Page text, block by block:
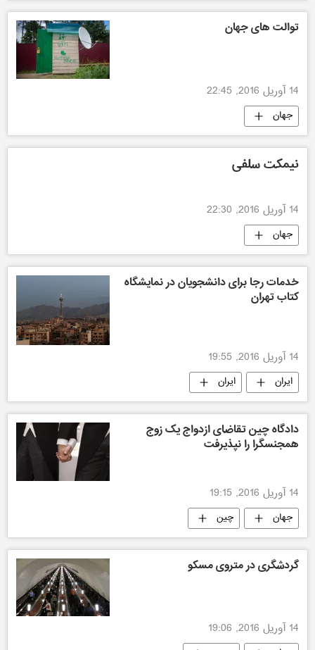
توالت های جهان
14 آوریل 2016, 22:45
جهان
نیمکت سلفی
14 آوریل 2016, 22:30
جهان
خدمات رجا برای دانشجویان در نمایشگاه
کتاب تهران
14 آوریل 2016, 19:55
ایران ایران
دادگاه چین تقاضای ازدواج یک زوج
همجنسگرا را نپذیرفت
14 آوریل 2016, 19:15
جهان چین
گردشگری در متروی مسکو
14 آوریل 2016, 19:06